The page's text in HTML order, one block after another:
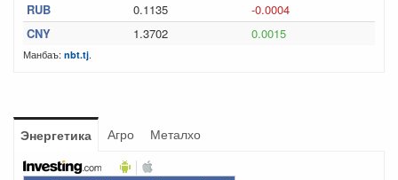
RUB
0.1135
-0.0004
CNY
1.3702 0.0015
Манбаъ: nbt.tj.
Энергетика Агро Металхо